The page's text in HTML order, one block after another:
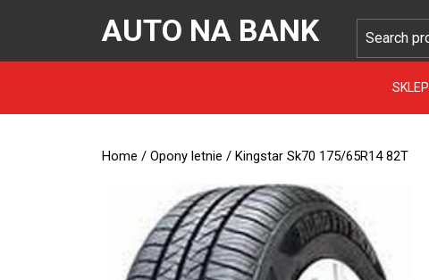
AUTO NA BANK
SKLEP
Home / Opony letnie / Kingstar Sk70 175/65R14 82T